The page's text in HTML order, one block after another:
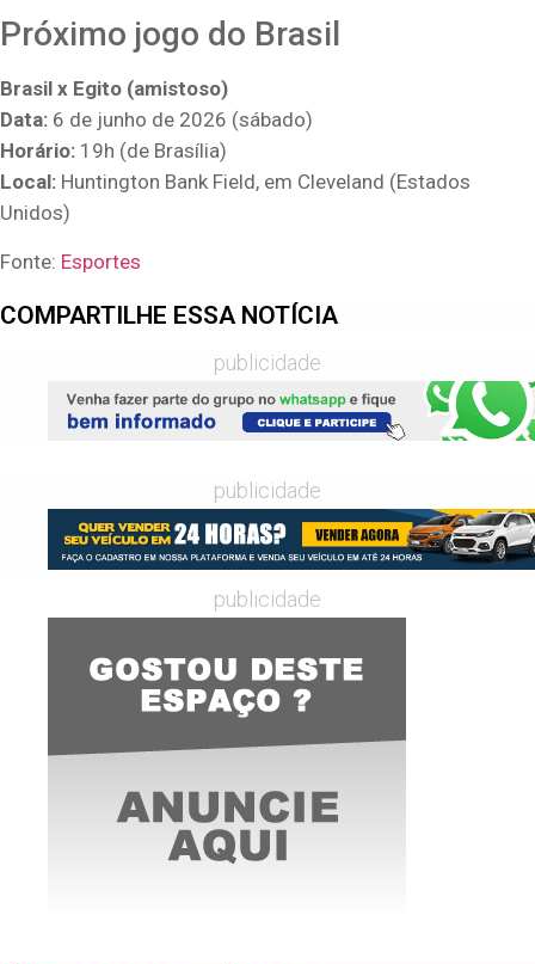
Próximo jogo do Brasil
Brasil x Egito (amistoso)
Data: 6 de junho de 2026 (sábado)
Horário: 19h (de Brasília)
Local: Huntington Bank Field, em Cleveland (Estados
Unidos)
Fonte: Esportes
COMPARTILHE ESSA NOTÍCIA
publicidade
publicidade
publicidade